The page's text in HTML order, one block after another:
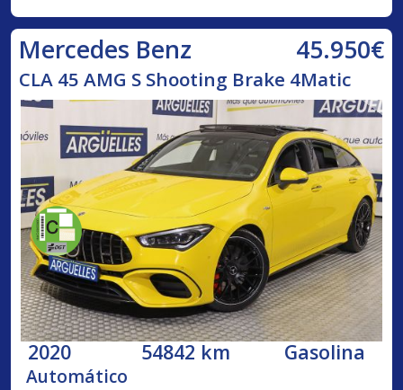
Mercedes Benz 45.950€
CLA 45 AMG S Shooting Brake 4Matic
2020 54842 km Gasolina
Automático